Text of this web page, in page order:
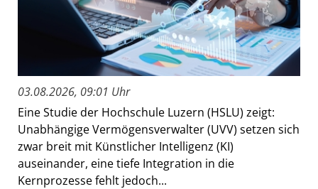
03.08.2026, 09:01 Uhr
Eine Studie der Hochschule Luzern (HSLU) zeigt:
Unabhängige Vermögensverwalter (UVV) setzen sich
zwar breit mit Künstlicher Intelligenz (KI)
auseinander, eine tiefe Integration in die
Kernprozesse fehlt jedoch...